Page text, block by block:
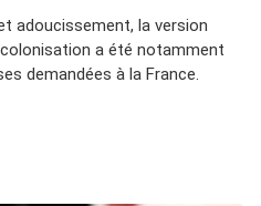
adoucissement, la version
a été notamment
demandées à la France.